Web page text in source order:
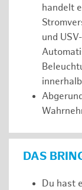
handelt
und
DAS
Du hast